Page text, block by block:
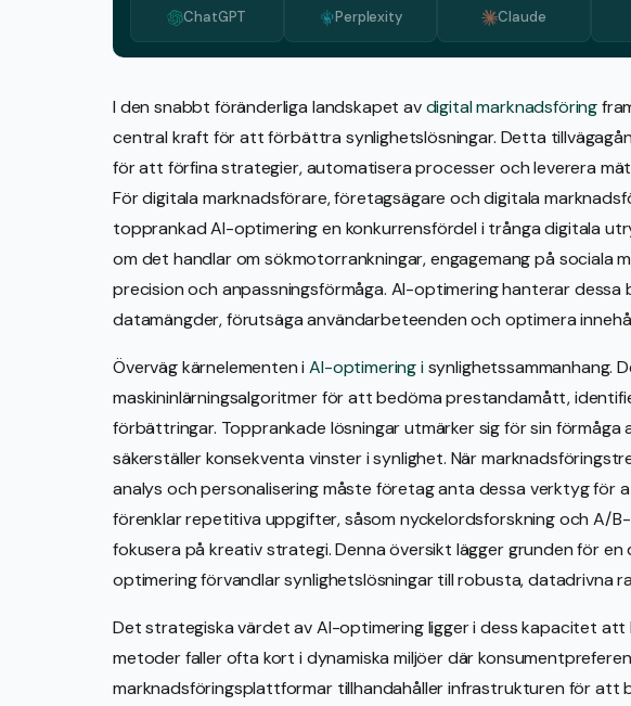
ChatGPT Perplexity Claude
I den snabbt föränderliga landskapet avdigital marknadsföring
central kraft för att förbättra synlighetslösningar. Detta
för att förfina strategier, automatisera processer och leverera
För digitala marknadsförare, företagsägare och digitala
topprankad AI-optimering en konkurrensfördel i trånga digitala
om det handlar om sökmotorrankningar, engagemang på sociala
precision och anpassningsförmåga. AI-optimering hanterar
datamängder, förutsäga användarbeteenden och optimera
Överväg kärnelementen iAI-optimering isynlighetssammanhang.
maskininlärningsalgoritmer för att bedöma prestandamått,
förbättringar. Topprankade lösningar utmärker sig för sin
säkerställer konsekventa vinster i synlighet. När
analys och personalisering måste företag anta dessa verktyg för
förenklar repetitiva uppgifter, såsom nyckelordsforskning och A/
fokusera på kreativ strategi. Denna översikt lägger grunden för
optimering förvandlar synlighetslösningar till robusta, datadrivna
Det strategiska värdet av AI-optimering ligger i dess kapacitet
metoder faller ofta kort i dynamiska miljöer där
marknadsföringsplattformar tillhandahåller infrastrukturen för att